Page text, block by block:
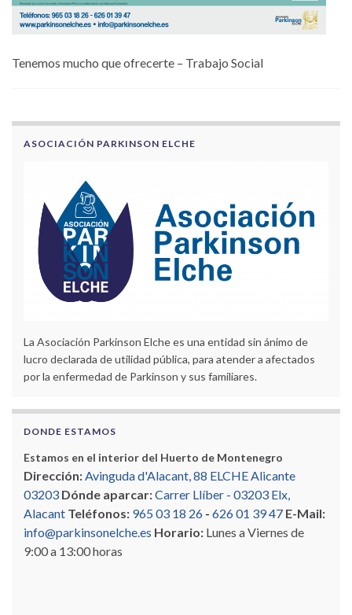
Tenemos mucho que ofrecerte – Trabajo Social
ASOCIACIÓN PARKINSON ELCHE
La Asociación Parkinson Elche es una entidad sin ánimo de
lucro declarada de utilidad pública, para atender a afectados
por la enfermedad de Parkinson y sus familiares.
DONDE ESTAMOS
Estamos en el interior del Huerto de Montenegro
Dirección:Avinguda d'Alacant, 88 ELCHE Alicante
03203 Dónde aparcar:Carrer Llíber - 03203 Elx,
Alacant Teléfonos: 965 03 18 26 - 626 01 39 47 E-Mail:
info@parkinsonelche.es Horario: Lunes a Viernes de
9:00 a 13:00 horas